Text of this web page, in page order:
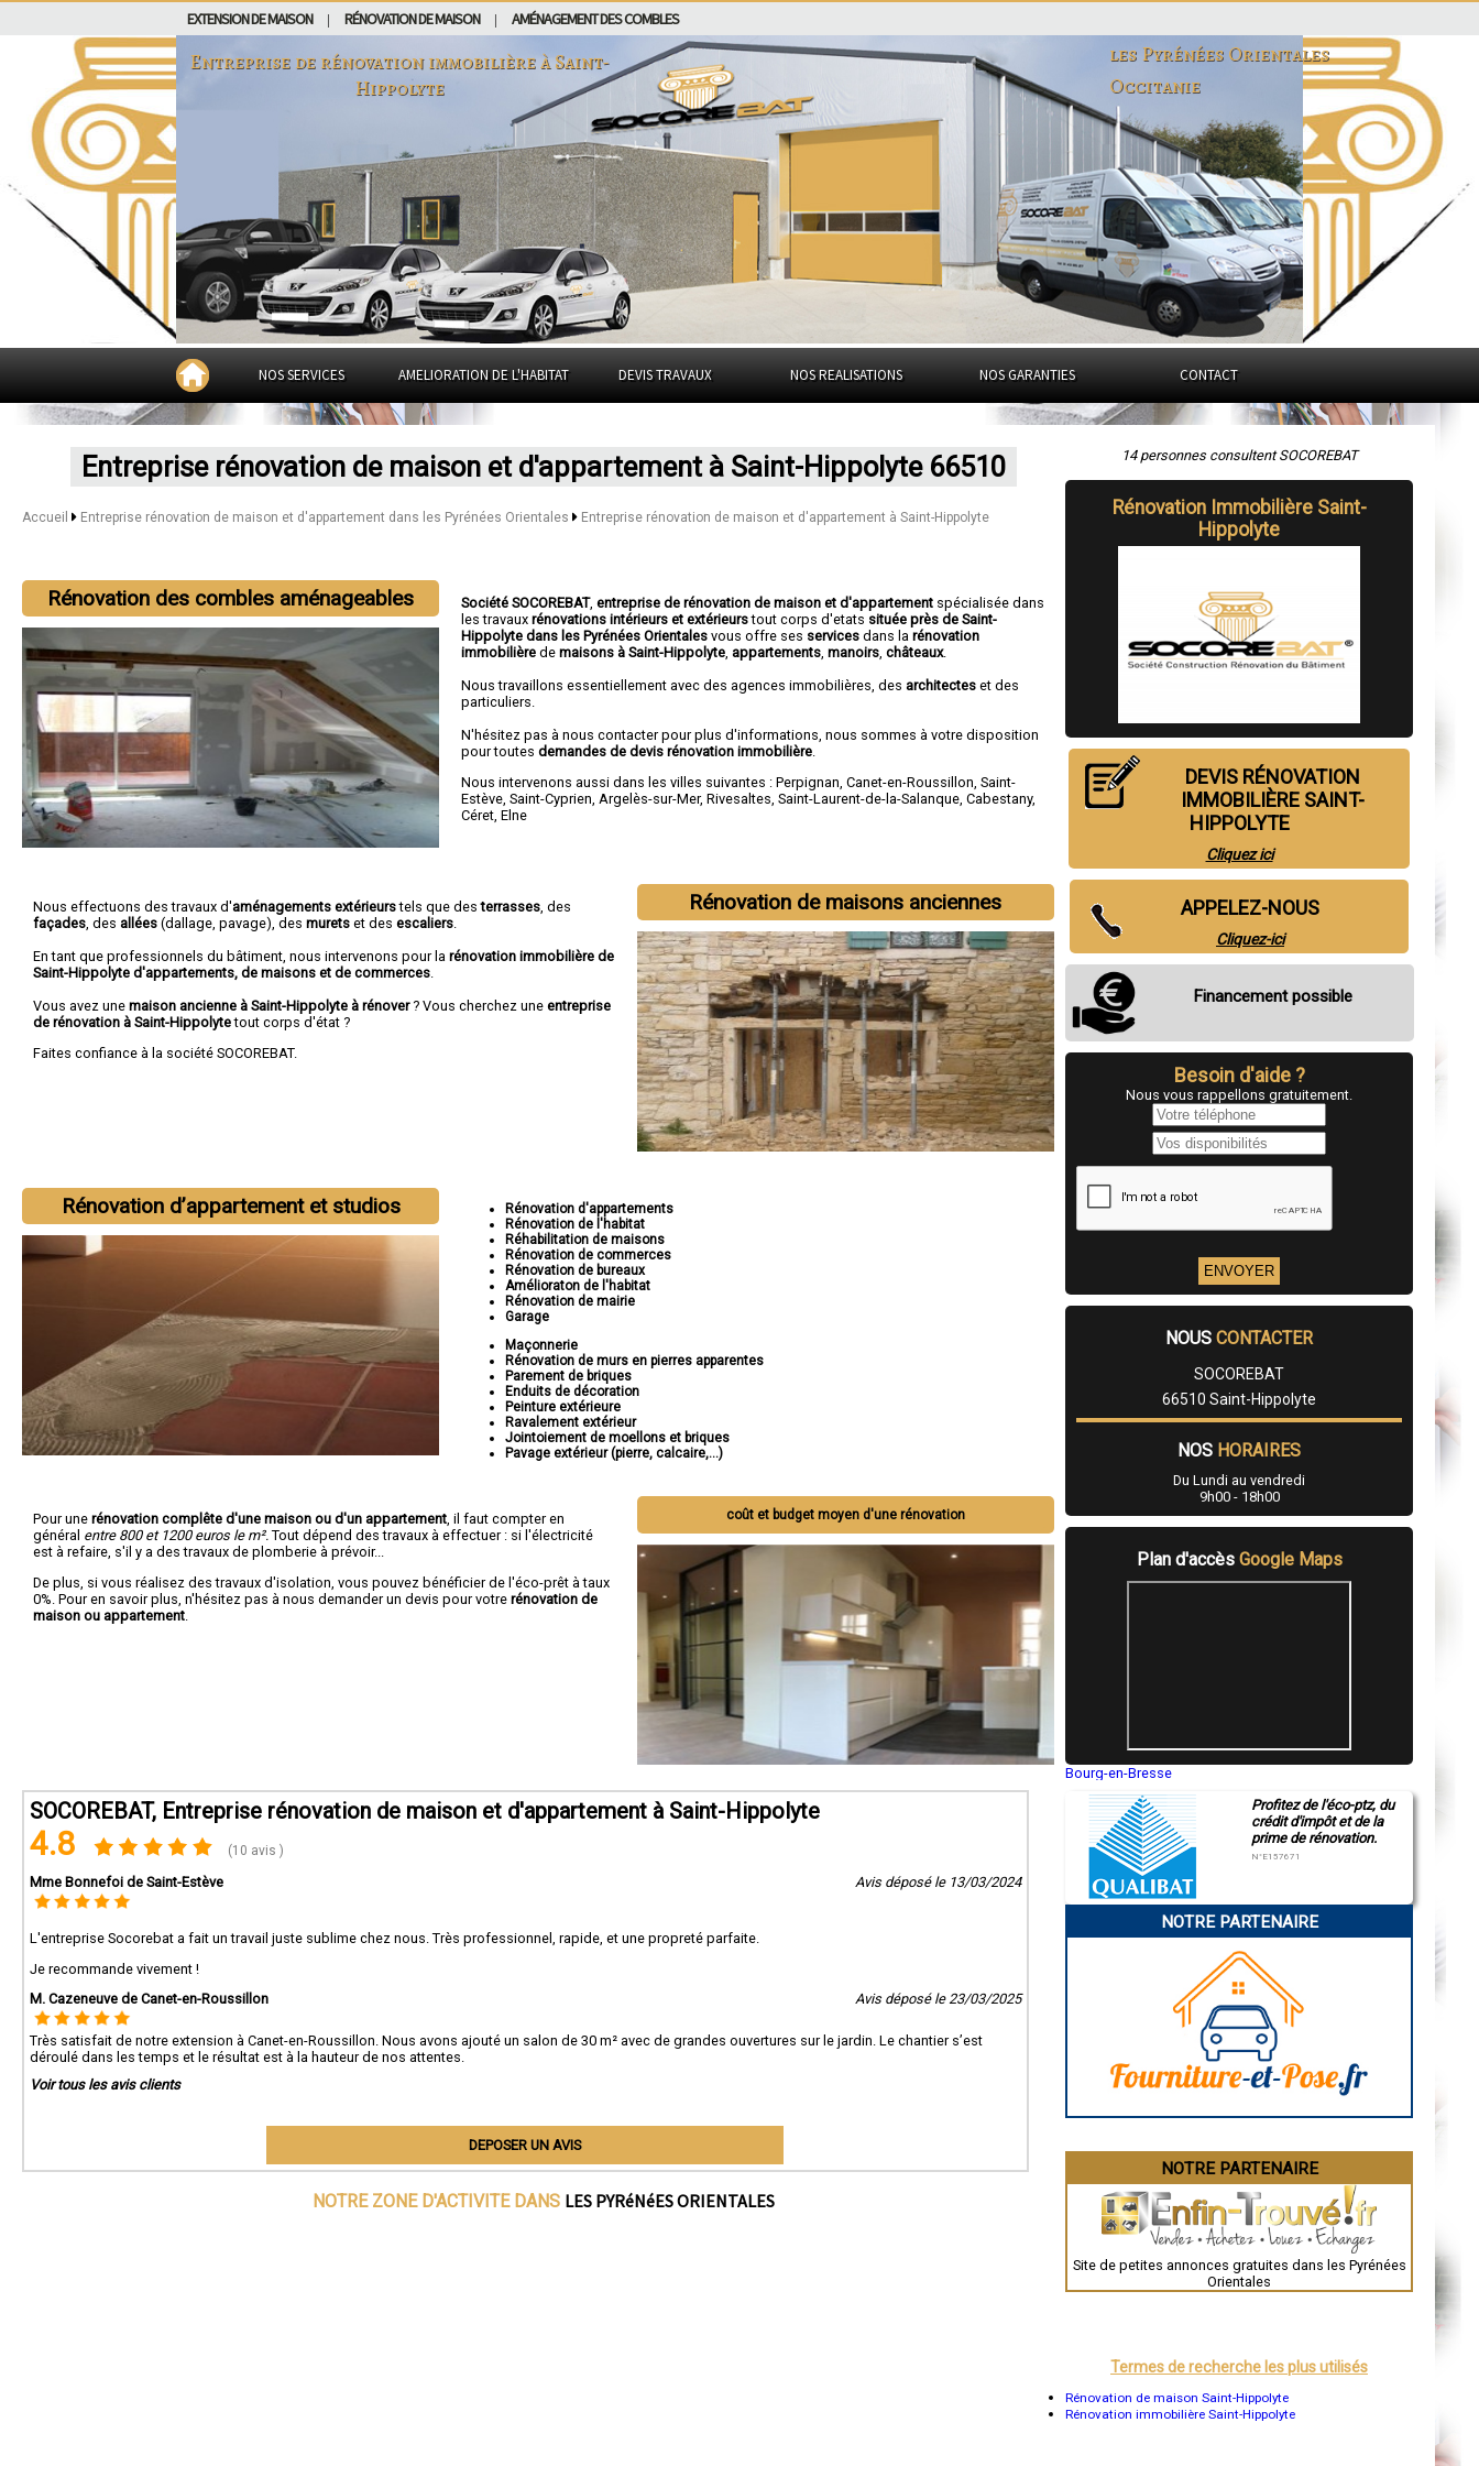
EXTENSION DE MAISON RÉNOVATION DE MAISON AMÉNAGEMENT DES COMBLES
Entreprise de rénovation immobilière àSaint-
Hippolyte
les Pyrénées Orientales
Occitanie
NOS SERVICES AMELIORATION DE L'HABITAT DEVIS TRAVAUX NOS REALISATIONS NOS GARANTIES CONTACT
Entreprise rénovation de maison et d'appartement à Saint-Hippolyte 66510
Accueil Entreprise rénovation de maison et d'appartement dans les Pyrénées Orientales Entreprise rénovation de maison et d'appartement à Saint-Hippolyte
Rénovation des combles aménageables Société SOCOREBAT,entreprise de rénovation de maison et d'appartement spécialisée dans
les travauxrénovations intérieurs et extérieurstout corps d'etats située près de Saint-
Hippolyte dans les Pyrénées Orientalesvous offre ses services dans larénovation
immobilière demaisons à Saint-Hippolyte appartements ,manoirs ,châteaux.
Nous travaillons essentiellement avec des agences immobilières, des architectes et des
particuliers.
N'hésitez pas à nous contacter pour plus d'informations, nous sommes à votre disposition
pour toutesdemandes de devis rénovation immobilière
Nous intervenons aussi dans les villes suivantes :Perpignan ,Canet-en-Roussillon ,Saint-
Estève ,Saint-Cyprien Argelès-sur-Mer,Rivesaltes ,Saint-Laurent-de-la-Salanque ,Cabestany,
Céret ,Elne
Rénovation de maisons anciennes
Nous effectuons des travaux d'aménagements extérieurstels que desterrasses , des
façades , des allées (dallage, pavage), des murets et des escaliers
En tant que professionnels du bâtiment, nous intervenons pour la rénovation immobilière de
Saint-Hippolyte d'appartements, de maisons et de commerces
Vous avez une maison ancienne à Saint-Hippolyte à rénover? Vous cherchez une entreprise
de rénovation à Saint-Hippolytetout corps d'état ?
Faites confiance à la société SOCOREBAT.
Rénovation d’appartement et studios
Rénovation d'appartements
Rénovation de l'habitat
Réhabilitation de maisons
Rénovation de commerces
Rénovation de bureaux
Amélioraton de l'habitat
Rénovation de mairie
Garage
Maçonnerie
Rénovation de murs en pierres apparentes
Parement de briques
Enduits de décoration
Peinture extérieure
Ravalement extérieur
Jointoiement de moellons et briques
Pavage extérieur (pierre, calcaire,...)
coût et budget moyen d'une rénovation
Pour une rénovation complête d'une maison ou d'un appartement , il faut compter en
général entre 800 et 1200 euros le m². Tout dépend des travaux à effectuer : si l'électricité
est à refaire, s'il y a des travaux de plomberie à prévoir...
De plus, si vous réalisez des travaux d'isolation, vous pouvez bénéficier de l'éco-prêt à taux
0%. Pour en savoir plus, n'hésitez pas à nous demander un devis pour votre rénovation de
maison ou appartement
SOCOREBAT, Entreprise rénovation de maison et d'appartement à Saint-Hippolyte
4.8 (10 avis )
Mme Bonnefoi de Saint-Estève Avis déposé le 13/03/2024
L'entreprise Socorebat a fait un travail juste sublime chez nous. Très professionnel, rapide, et une propreté parfaite.
Je recommande vivement !
M. Cazeneuve de Canet-en-Roussillon
Avis déposé le 23/03/2025
Très satisfait de notre extension à Canet-en-Roussillon. Nous avons ajouté un salon de 30 m² avec de grandes ouvertures sur le jardin. Le chantier s’est
déroulé dans les temps et le résultat est à la hauteur de nos attentes.
Voir tous les avis clients
DEPOSER UN AVIS
NOTRE ZONE D'ACTIVITE DANS LES PYRéNéES ORIENTALES
14 personnes consultent SOCOREBAT
Rénovation Immobilière Saint-
Hippolyte
DEVIS RÉNOVATION
IMMOBILIÈRE SAINT-
HIPPOLYTE
Cliquez ici
APPELEZ-NOUS
Cliquez-ici
Financement possible
Besoin d'aide ?
Nous vous rappellons gratuitement.
NOUS CONTACTER
SOCOREBAT
66510 Saint-Hippolyte
NOS HORAIRES
Du Lundi au vendredi
9h00 - 18h00
Plan d'accès Google Maps
Bourg-en-Bresse
Montluçon
Manosque
Gap
Charleville-Mézières
Pamiers
Narbonne
Brive-la-Gaillarde
Guéret
Besançon
Évreux
Chartres
Nîmes
Auch
Grenoble
Mont-de-Marsan
Blois
Profitez de l'éco-ptz, du
crédit d'impôt et de la
prime de rénovation.
N°E157671
NOTRE PARTENAIRE
NOTRE PARTENAIRE
Site de petites annonces gratuites dans les Pyrénées
Orientales
Termes de recherche les plus utilisés
Rénovation de maison Saint-Hippolyte
Rénovation immobilière Saint-Hippolyte